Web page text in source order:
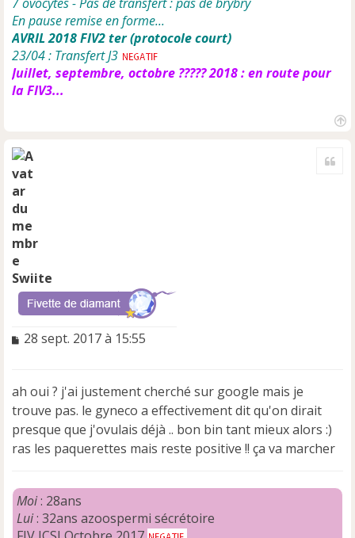
En pause remise en forme...
AVRIL 2018 FIV2 ter (protocole court)
23/04 : Transfert J3
Juillet, septembre, octobre ????? 2018 : en route pour
la FIV3...
Swiite
M
s
a
g
e
n
o
l
u
28 sept. 2017 à 15:55
ah oui ? j'ai justement cherché sur google mais je
trouve pas. le gyneco a effectivement dit qu'on dirait
presque que j'ovulais déjà .. bon bin tant mieux alors :)
ras les paquerettes mais reste positive !! ça va marcher
Moi: 28ans
Lui: 32ans azoospermi sécrétoire